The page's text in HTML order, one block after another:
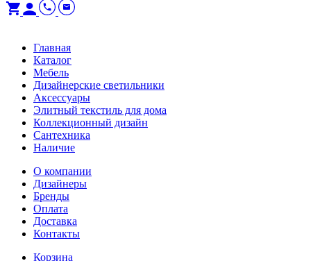
Главная
Каталог
Мебель
Дизайнерские светильники
Аксессуары
Элитный текстиль для дома
Коллекционный дизайн
Сантехника
Наличие
О компании
Дизайнеры
Бренды
Оплата
Доставка
Контакты
Корзина